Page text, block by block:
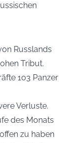
Russlands
Tribut.
103 Panzer
Verluste.
des Monats
zu haben